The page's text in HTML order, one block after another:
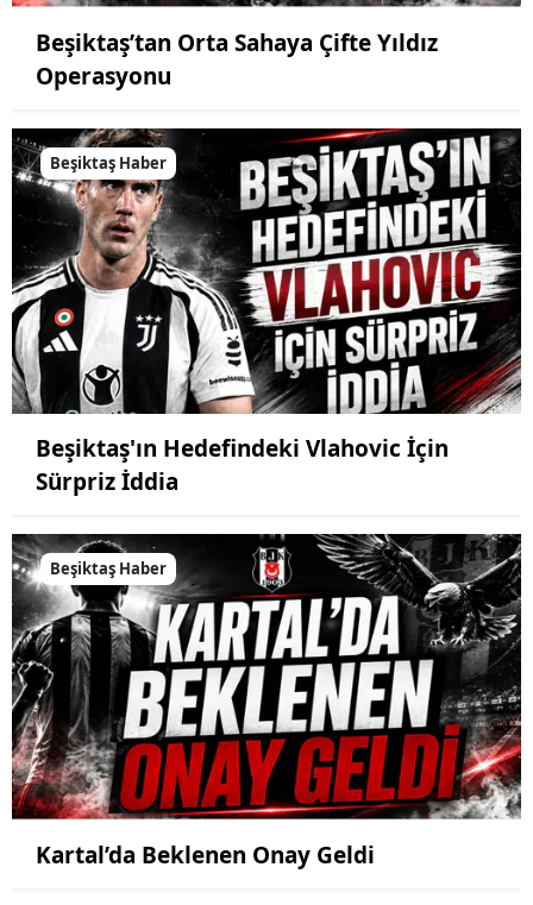
Beşiktaş’tan Orta Sahaya Çifte Yıldız
Operasyonu
Beşiktaş Haber
Beşiktaş'ın Hedefindeki Vlahovic İçin
Sürpriz İddia
Beşiktaş Haber
Kartal’da Beklenen Onay Geldi